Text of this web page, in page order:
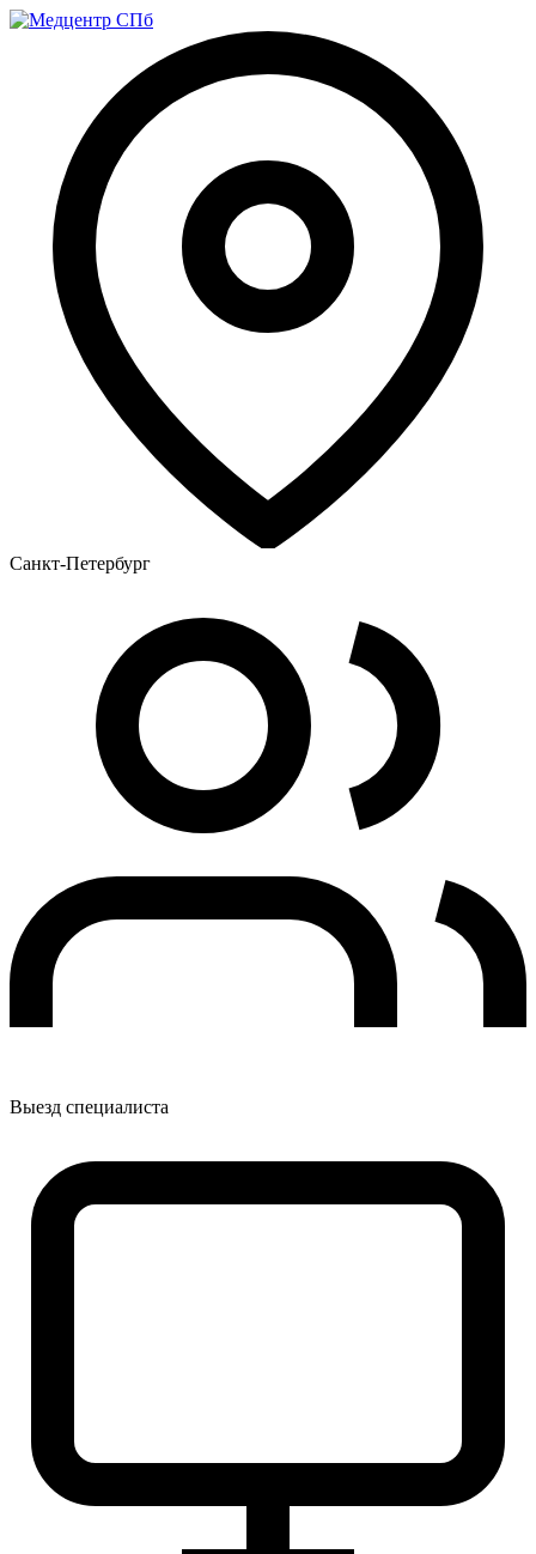
Санкт-Петербург
Выезд специалиста